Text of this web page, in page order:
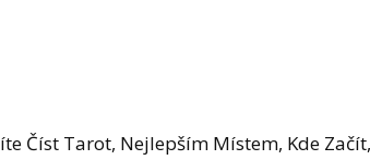
Číst Tarot, Nejlepším Místem, Kde